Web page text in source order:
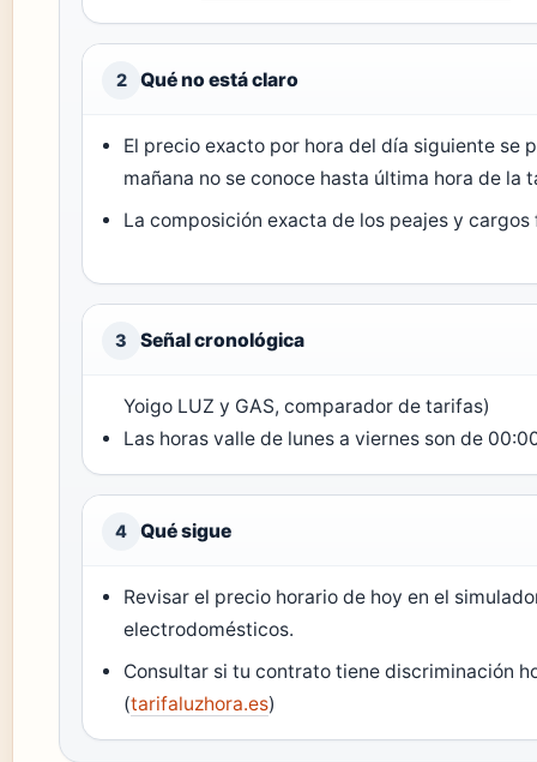
2 Qué no está claro
El precio exacto por hora del día siguiente se
mañana no se conoce hasta última hora de la
La composición exacta de los peajes y
3 Señal cronológica
Yoigo LUZ y GAS, comparador de tarifas)
Las horas valle de lunes a viernes son de
4 Qué sigue
Revisar el precio horario de hoy en el
electrodomésticos.
Consultar si tu contrato tiene discriminación
(tarifaluzhora.es)